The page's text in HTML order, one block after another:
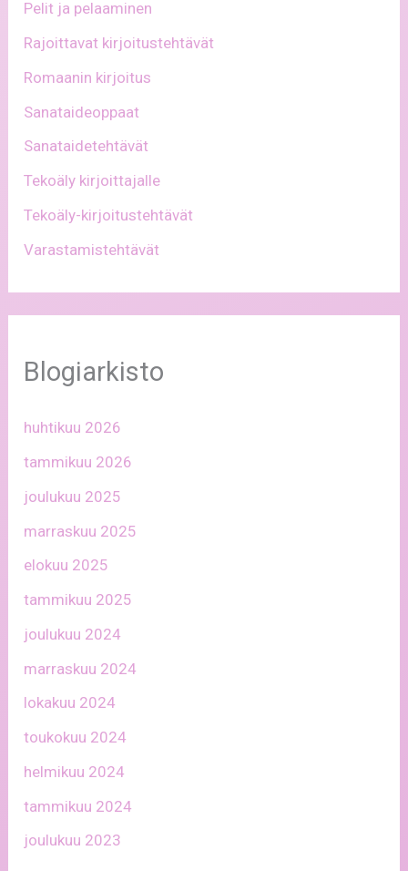
Pelit ja pelaaminen
Rajoittavat kirjoitustehtävät
Romaanin kirjoitus
Sanataideoppaat
Sanataidetehtävät
Tekoäly kirjoittajalle
Tekoäly-kirjoitustehtävät
Varastamistehtävät
Blogiarkisto
huhtikuu 2026
tammikuu 2026
joulukuu 2025
marraskuu 2025
elokuu 2025
tammikuu 2025
joulukuu 2024
marraskuu 2024
lokakuu 2024
toukokuu 2024
helmikuu 2024
tammikuu 2024
joulukuu 2023